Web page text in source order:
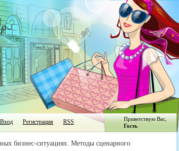
Вход Регистрация RSS Приветствую Вас,
Гость
бизнес-ситуациях. Методы сценарного